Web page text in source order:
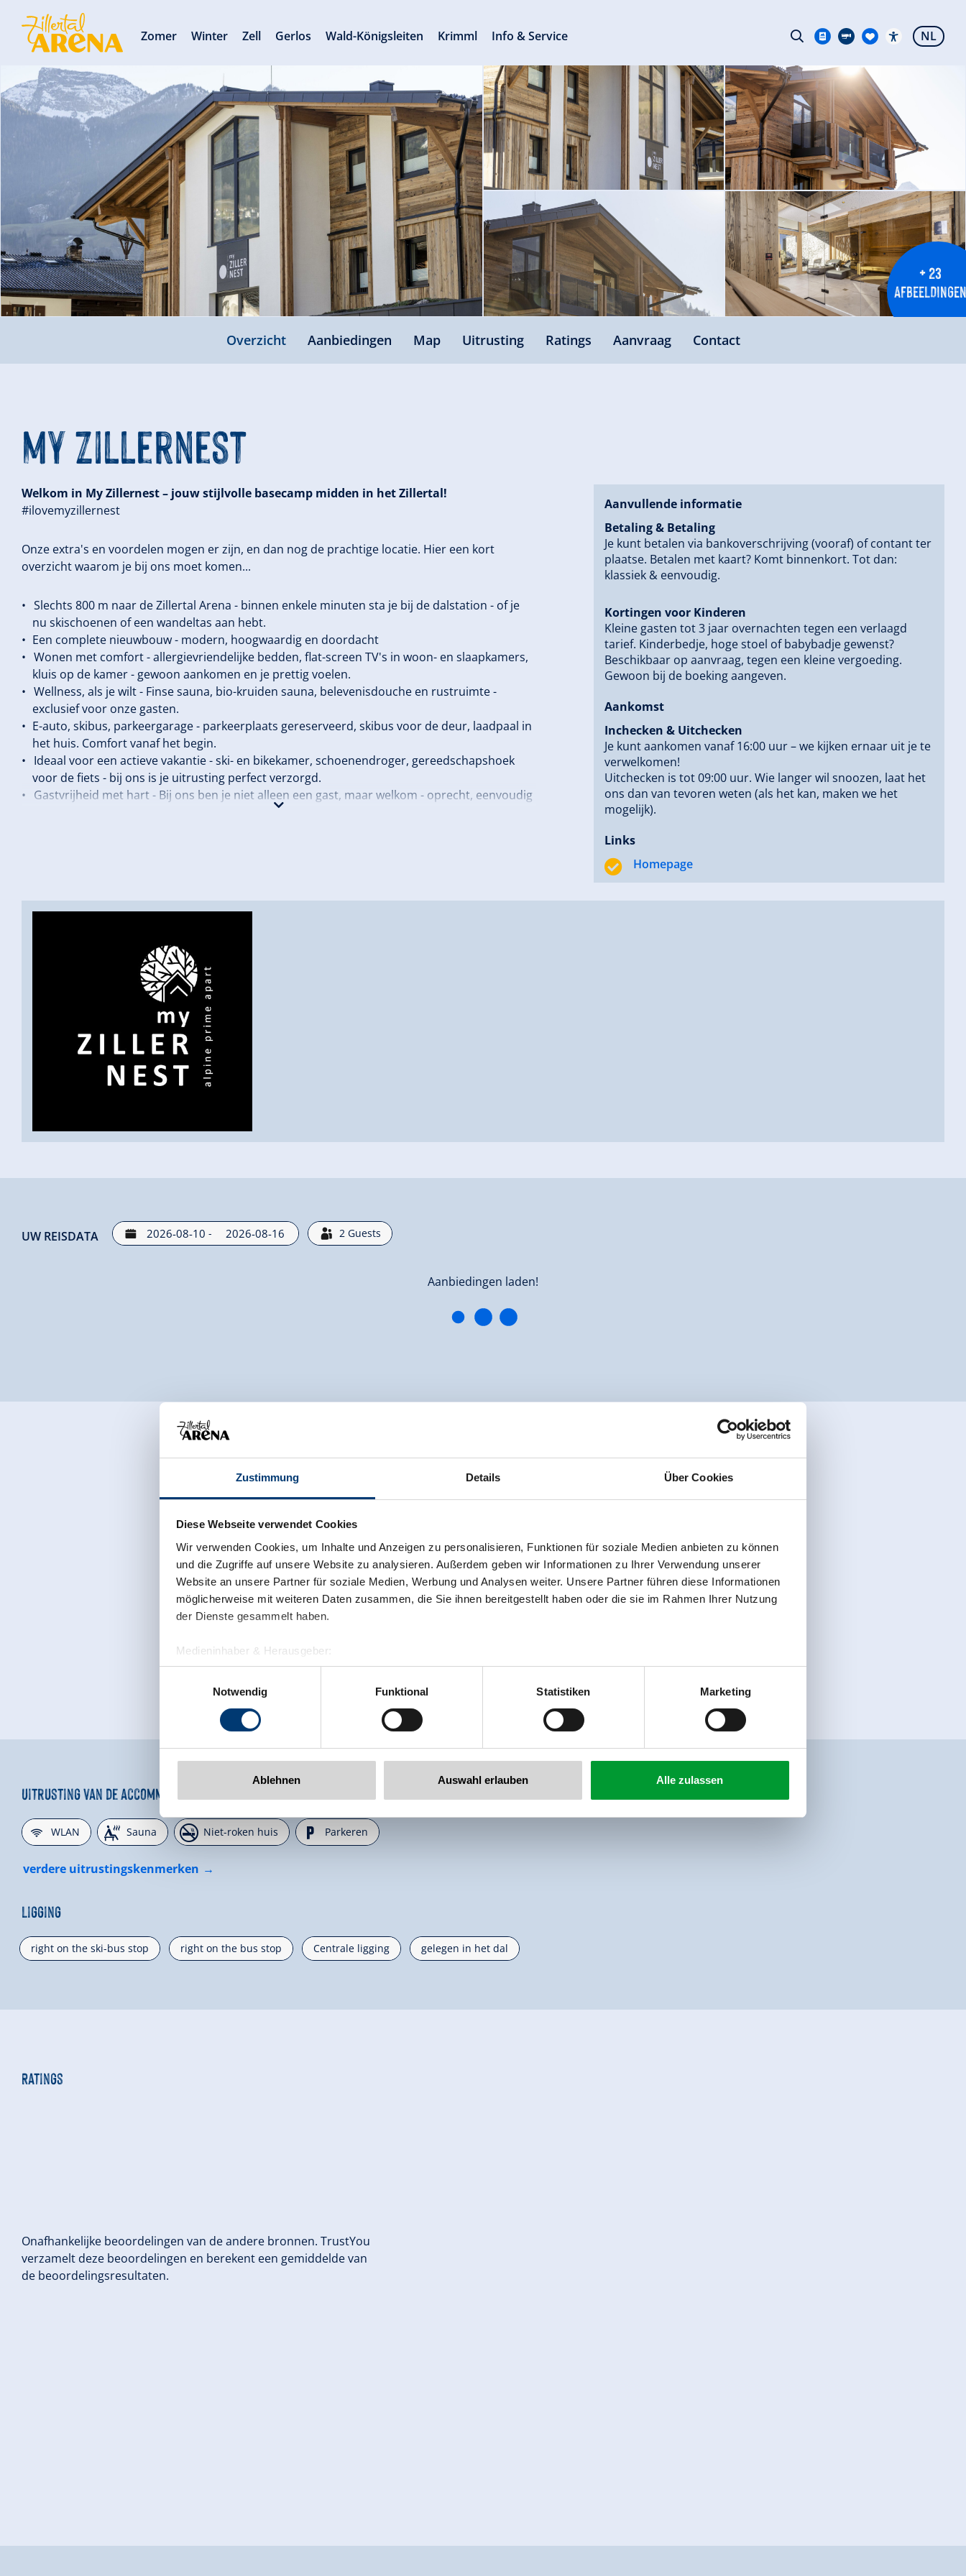
Zustimmung Details Über Cookies
Diese Webseite verwendet Cookies
Wir verwenden Cookies, um Inhalte und Anzeigen zu personalisieren, Funktionen für soziale Medien anbieten zu können
und die Zugriffe auf unsere Website zu analysieren. Außerdem geben wir Informationen zu Ihrer Verwendung unserer
Website an unsere Partner für soziale Medien, Werbung und Analysen weiter. Unsere Partner führen diese Informationen
möglicherweise mit weiteren Daten zusammen, die Sie ihnen bereitgestellt haben oder die sie im Rahmen Ihrer Nutzung
der Dienste gesammelt haben.
Medieninhaber & Herausgeber:
Zeller Bergbahnen Zillertal GmbH & Co KG
Rohr 23// A-6280 Zell am Ziller
www.zillertalarena.com
Notwendig
Funktional Statistiken Marketing
Ablehnen Auswahl erlauben Alle zulassen
+ 23
AFBEELDINGEN
Overzicht Aanbiedingen Map Uitrusting Ratings Aanvraag Contact
my Zillernest
Welkom in My Zillernest – jouw stijlvolle basecamp midden in het Zillertal!
#ilovemyzillernest
Onze extra's en voordelen mogen er zijn, en dan nog de prachtige locatie. Hier een kort
overzicht waarom je bij ons moet komen...
Slechts 800 m naar de Zillertal Arena - binnen enkele minuten sta je bij de dalstation - of je
nu skischoenen of een wandeltas aan hebt.
Een complete nieuwbouw - modern, hoogwaardig en doordacht
Wonen met comfort - allergievriendelijke bedden, flat-screen TV's in woon- en slaapkamers,
kluis op de kamer - gewoon aankomen en je prettig voelen.
Wellness, als je wilt - Finse sauna, bio-kruiden sauna, belevenisdouche en rustruimte -
exclusief voor onze gasten.
E-auto, skibus, parkeergarage - parkeerplaats gereserveerd, skibus voor de deur, laadpaal in
het huis. Comfort vanaf het begin.
Ideaal voor een actieve vakantie - ski- en bikekamer, schoenendroger, gereedschapshoek
voor de fiets - bij ons is je uitrusting perfect verzorgd.
Gastvrijheid met hart - Bij ons ben je niet alleen een gast, maar welkom - oprecht, eenvoudig
Aanvullende informatie
Betaling & Betaling
Je kunt betalen via bankoverschrijving (vooraf) of contant ter
plaatse. Betalen met kaart? Komt binnenkort. Tot dan:
klassiek & eenvoudig.
Kortingen voor Kinderen
Kleine gasten tot 3 jaar overnachten tegen een verlaagd
tarief. Kinderbedje, hoge stoel of babybadje gewenst?
Beschikbaar op aanvraag, tegen een kleine vergoeding.
Gewoon bij de boeking aangeven.
Aankomst
Inchecken & Uitchecken
Je kunt aankomen vanaf 16:00 uur – we kijken ernaar uit je te
verwelkomen!
Uitchecken is tot 09:00 uur. Wie langer wil snoozen, laat het
ons dan van tevoren weten (als het kan, maken we het
mogelijk).
Links
Homepage
UW REISDATA - 2 Guests
Aanbiedingen laden!
Uitrusting van de accommodatie
🜉WLAN 🗔Sauna 🏝Niet-roken huis 🐈Parkeren
verdere uitrustingskenmerken
Ligging
right on the ski-bus stop right on the bus stop Centrale ligging gelegen in het dal
Ratings
Onafhankelijke beoordelingen van de andere bronnen. TrustYou
verzamelt deze beoordelingen en berekent een gemiddelde van
de beoordelingsresultaten.
Zomer Winter Zell Gerlos Wald-Königsleiten Krimml Info & Service NL